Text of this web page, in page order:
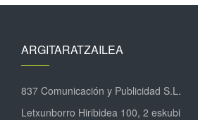
ARGITARATZAILEA
837 Comunicación y Publicidad S.L.
Letxunborro Hiribidea 100, 2 eskubi